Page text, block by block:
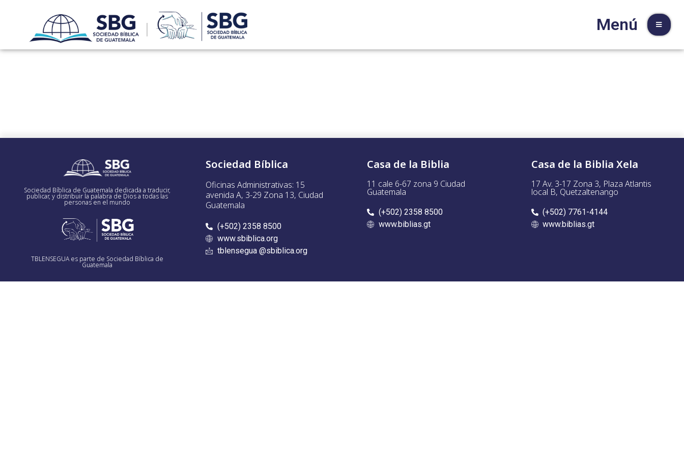
| Menú
Sociedad Bíblica de Guatemala dedicada a traducir,
publicar, y distribuir la palabra de Dios a todas las
personas en el mundo
TBLENSEGUA es parte de Sociedad Bíblica de
Guatemala
Sociedad Bíblica
Oficinas Administrativas: 15
avenida A, 3-29 Zona 13, Ciudad
Guatemala
(+502) 2358 8500
www.sbiblica.org
tblensegua @sbiblica.org
Casa de la Biblia
11 cale 6-67 zona 9 Ciudad
Guatemala
(+502) 2358 8500
www.biblias.gt
Casa de la Biblia Xela
17 Av. 3-17 Zona 3, Plaza Atlantis
local B, Quetzaltenango
(+502) 7761-4144
www.biblias.gt